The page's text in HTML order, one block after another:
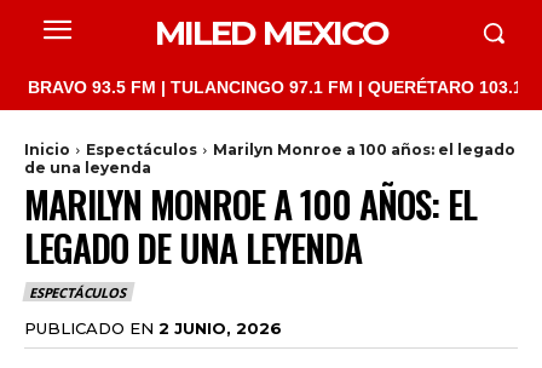
MILED MEXICO
93.5 FM | TULANCINGO 97.1 FM | QUERÉTARO 103.1 FM |
Inicio Espectáculos
Marilyn Monroe a 100 años: el legado
de una leyenda
MARILYN MONROE A 100 AÑOS: EL
LEGADO DE UNA LEYENDA
ESPECTÁCULOS
PUBLICADO EN 2 JUNIO, 2026